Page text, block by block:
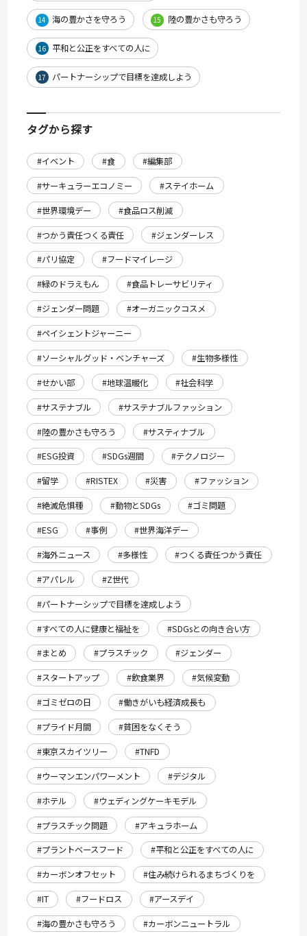
14 海の豊かさを守ろう 15 陸の豊かさも守ろう
16 平和と公正をすべての人に
17 パートナーシップで目標を達成しよう
タグから探す
#イベント #食
#編集部
#サーキュラーエコノミー
#ステイホーム
#世界環境デー
#食品ロス削減
#つかう責任つくる責任
#ジェンダーレス
#パリ協定
#フードマイレージ
#緑のドラえもん
#食品トレーサビリティ
#ジェンダー問題
#オーガニックコスメ
#ペイシェントジャーニー
#ソーシャルグッド・ベンチャーズ
#生物多様性
#せかい部
#地球温暖化
#社会科学
#サステナブル
#サステナブルファッション
#陸の豊かさも守ろう
#サスティナブル
#ESG投資
#SDGs週間
#テクノロジー
#留学
#RISTEX #災害
#ファッション
#絶滅危惧種
#動物とSDGs
#ゴミ問題
#ESG
#事例
#世界海洋デー
#海外ニュース
#多様性
#つくる責任つかう責任
#アパレル
#Z世代
#パートナーシップで目標を達成しよう
#すべての人に健康と福祉を
#SDGsとの向き合い方
#まとめ
#プラスチック
#ジェンダー
#スタートアップ
#飲食業界
#気候変動
#ゴミゼロの日
#働きがいも経済成長も
#プライド月間
#貧困をなくそう
#東京スカイツリー
#TNFD
#ウーマンエンパワーメント
#デジタル
#ホテル
#ウェディングケーキモデル
#プラスチック問題
#アキュラホーム
#プラントベースフード
#平和と公正をすべての人に
#カーボンオフセット
#住み続けられるまちづくりを
#IT
#フードロス
#アースデイ
#海の豊かさも守ろう
#カーボンニュートラル